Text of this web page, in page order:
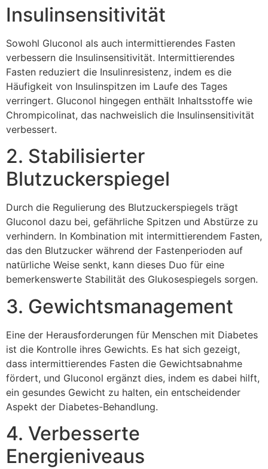
Insulinsensitivität
Sowohl Gluconol als auch intermittierendes Fasten
verbessern die Insulinsensitivität. Intermittierendes
Fasten reduziert die Insulinresistenz, indem es die
Häufigkeit von Insulinspitzen im Laufe des Tages
verringert. Gluconol hingegen enthält Inhaltsstoffe wie
Chrompicolinat, das nachweislich die Insulinsensitivität
verbessert.
2. Stabilisierter
Blutzuckerspiegel
Durch die Regulierung des Blutzuckerspiegels trägt
Gluconol dazu bei, gefährliche Spitzen und Abstürze zu
verhindern. In Kombination mit intermittierendem Fasten,
das den Blutzucker während der Fastenperioden auf
natürliche Weise senkt, kann dieses Duo für eine
bemerkenswerte Stabilität des Glukosespiegels sorgen.
3. Gewichtsmanagement
Eine der Herausforderungen für Menschen mit Diabetes
ist die Kontrolle ihres Gewichts. Es hat sich gezeigt,
dass intermittierendes Fasten die Gewichtsabnahme
fördert, und Gluconol ergänzt dies, indem es dabei hilft,
ein gesundes Gewicht zu halten, ein entscheidender
Aspekt der Diabetes-Behandlung.
4. Verbesserte
Energieniveaus